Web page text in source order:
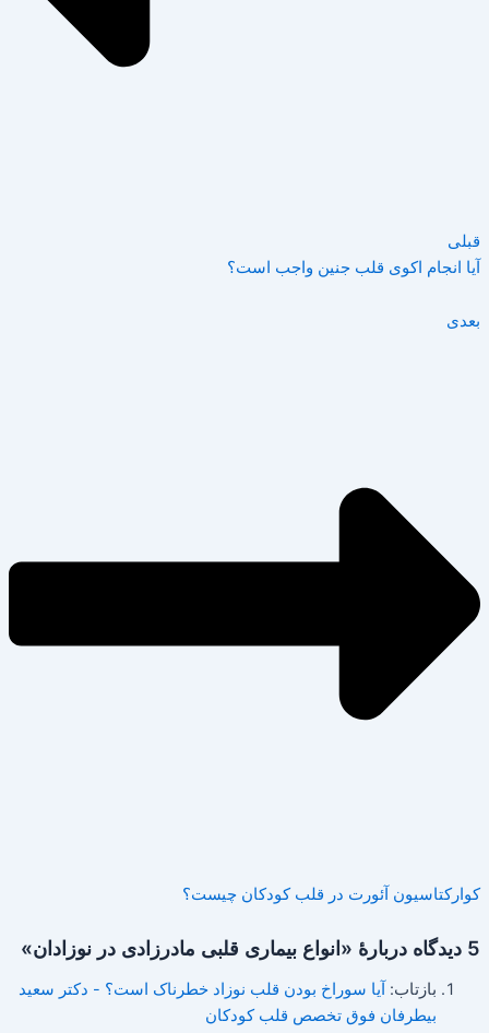
قبلی
آیا انجام اکوی قلب جنین واجب است؟
بعدی
کوارکتاسیون آئورت در قلب کودکان چیست؟
5 دیدگاه دربارهٔ «انواع بیماری قلبی مادرزادی در نوزادان»
بازتاب: آیا سوراخ بودن قلب نوزاد خطرناک است؟ - دکتر سعید
بیطرفان فوق تخصص قلب کودکان